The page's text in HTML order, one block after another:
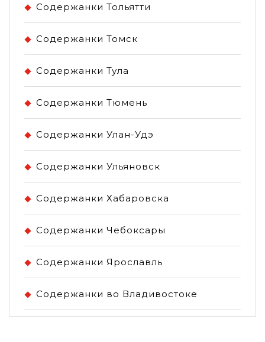
Содержанки Тольятти
Содержанки Томск
Содержанки Тула
Содержанки Тюмень
Содержанки Улан-Удэ
Содержанки Ульяновск
Содержанки Хабаровска
Содержанки Чебоксары
Содержанки Ярославль
Содержанки во Владивостоке